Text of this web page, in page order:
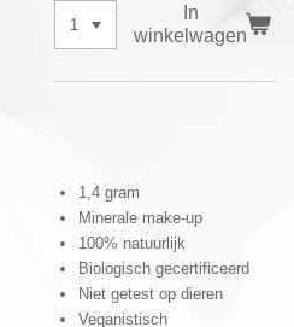
In
winkelwagen
1,4 gram
Minerale make-up
100% natuurlijk
Biologisch gecertificeerd
Niet getest op dieren
Veganistisch